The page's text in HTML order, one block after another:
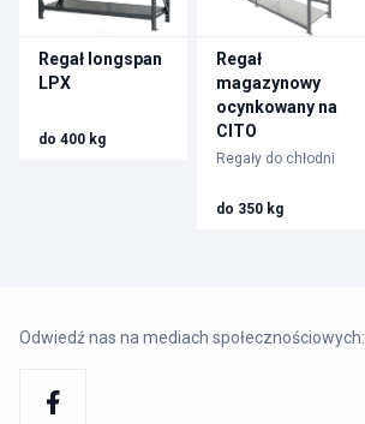
Regał longspan
LPX
do 400 kg
Regał
magazynowy
ocynkowany na
CITO
Regały do chłodni
do 350 kg
Odwiedź nas na mediach społecznościowych: